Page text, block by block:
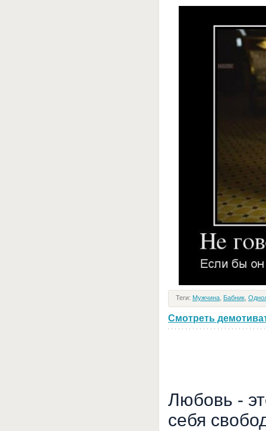
Теги: Мужчина Бабник
Смотреть
Любовь -
себя